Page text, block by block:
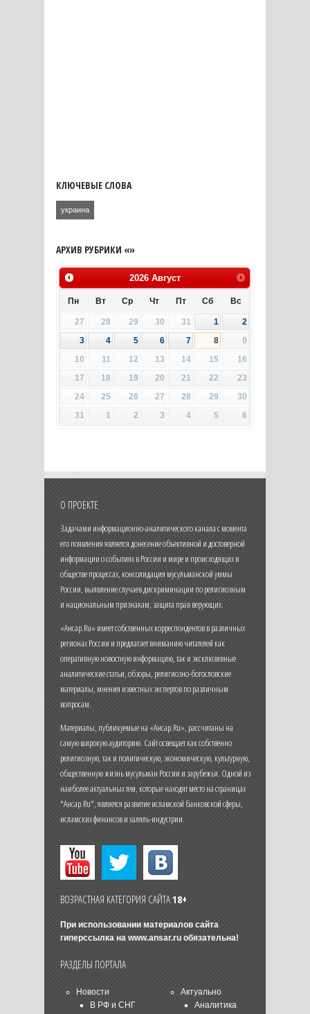
КЛЮЧЕВЫЕ СЛОВА
украина
АРХИВ РУБРИКИ «»
2026 Август
Пн Вт Ср Чт Пт Сб Вс
27 28 29 30 31 1
2
3
4 5 6 7 8
9
10
11 12 13 14 15
16
17
18 19 20 21 22
23
24
25 26 27 28 29
30
31
1 2 3 4 5 6
О ПРОЕКТЕ
Задачами информационно-аналитического канала с момента
его появления является донесение объективной и достоверной
информации о событиях в России и мире и происходящих в
обществе процессах, консолидация мусульманской уммы
России, выявление случаев дискриминации по религиозным
и национальным признакам, защита прав верующих.
«Ансар.Ru» имеет собственных корреспондентов в различных
регионах России и предлагает вниманию читателей как
оперативную новостную информацию, так и эксклюзивные
аналитические статьи, обзоры, религиозно-богословские
материалы, мнения известных экспертов по различным
вопросам.
Материалы, публикуемые на «Ансар.Ru», рассчитаны на
самую широкую аудиторию. Сайт освещает как собственно
религиозную, так и политическую, экономическую, культурную,
общественную жизнь мусульман России и зарубежья. Одной из
наиболее актуальных тем, которые находят место на страницах
"Ансар.Ru", является развитие исламской банковской сферы,
исламских финансов и халяль-индустрии.
ВОЗРАСТНАЯ КАТЕГОРИЯ САЙТА18+
При использовании материалов сайта
гиперссылка на www.ansar.ruобязательна!
РАЗДЕЛЫ ПОРТАЛА
Новости
В РФ и СНГ
Актуально
Аналитика